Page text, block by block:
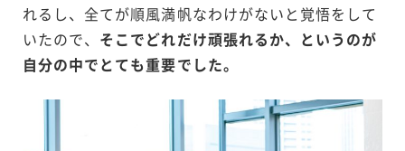
れるし、全てが順風満帆なわけがないと覚悟をして
いたので、 そこでどれだけ頑張れるか、というのが
自分の中でとても重要でした。